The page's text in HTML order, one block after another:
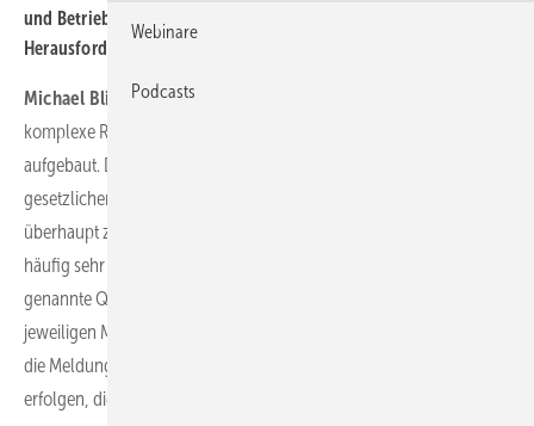
und Betriebsführer von Windkraftanlagen eine
Herausforderung?
Michael Blichmann:Leider haben wir in Deutschland extrem
komplexe Regelungen rund um die EEG-Umlage und Stromsteuer
aufgebaut. Das größte Problem für viele Betreiber ist es, die
gesetzlichen Vorgaben zu verstehen und zu erkennen, was
überhaupt zu tun beziehungsweise zu melden ist. Zudem ist es
häufig sehr schwierig, die windparkinternen Stromflüsse – so
genannte Querlieferungen – richtig zu ermitteln und dem
jeweiligen Melde-Sachverhalt zuzuordnen. Und schließlich müssen
die Meldungen über eine Reihe verschiedener amtlicher Formulare
erfolgen, die auch nicht selbsterklärend sind…
Webinare
Podcasts